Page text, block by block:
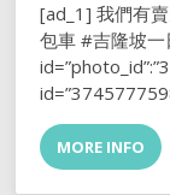
[ad_1] 我們有
包車 #吉隆坡
MORE INFO